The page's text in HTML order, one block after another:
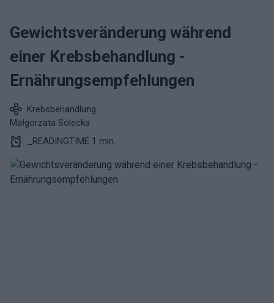
Gewichtsveränderung während
einer Krebsbehandlung -
Ernährungsempfehlungen
Krebsbehandlung
Małgorzata Solecka
_READINGTIME 1 min.